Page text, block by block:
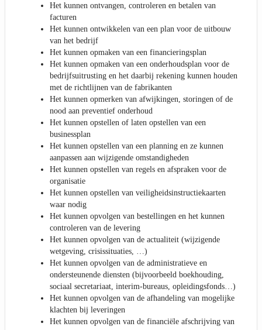
Het kunnen ontvangen, controleren en betalen van
facturen
Het kunnen ontwikkelen van een plan voor de uitbouw
van het bedrijf
Het kunnen opmaken van een financieringsplan
Het kunnen opmaken van een onderhoudsplan voor de
bedrijfsuitrusting en het daarbij rekening kunnen houden
met de richtlijnen van de fabrikanten
Het kunnen opmerken van afwijkingen, storingen of de
nood aan preventief onderhoud
Het kunnen opstellen of laten opstellen van een
businessplan
Het kunnen opstellen van een planning en ze kunnen
aanpassen aan wijzigende omstandigheden
Het kunnen opstellen van regels en afspraken voor de
organisatie
Het kunnen opstellen van veiligheidsinstructiekaarten
waar nodig
Het kunnen opvolgen van bestellingen en het kunnen
controleren van de levering
Het kunnen opvolgen van de actualiteit (wijzigende
wetgeving, crisissituaties, …)
Het kunnen opvolgen van de administratieve en
ondersteunende diensten (bijvoorbeeld boekhouding,
sociaal secretariaat, interim-bureaus, opleidingsfonds…)
Het kunnen opvolgen van de afhandeling van mogelijke
klachten bij leveringen
Het kunnen opvolgen van de financiële afschrijving van